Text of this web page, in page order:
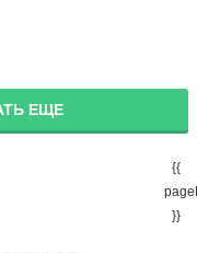
ЕЩЕ
{{
}}